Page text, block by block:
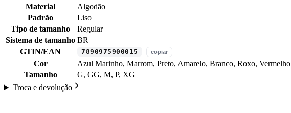
Material
Algodão
Padrão
Liso
Tipo de tamanho
Regular
Sistema de tamanho BR
GTIN/EAN
7890975900015 copiar
Cor
Azul Marinho, Marrom, Preto, Amarelo, Branco, Roxo, Vermelho
Tamanho
G, GG, M, P, XG
Troca e devolução